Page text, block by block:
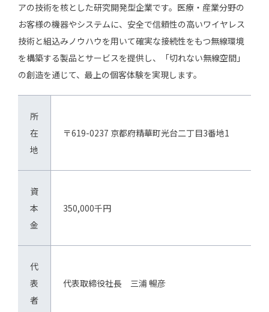
アの技術を核とした研究開発型企業です。医療・産業分野の
お客様の機器やシステムに、安全で信頼性の高いワイヤレス
技術と組込みノウハウを用いて確実な接続性をもつ無線環境
を構築する製品とサービスを提供し、「切れない無線空間」
の創造を通じて、最上の個客体験を実現します。
所
在
地
〒619-0237 京都府精華町光台二丁目3番地1
資
本
金
350,000千円
代
表
者
代表取締役社長 三浦 暢彦